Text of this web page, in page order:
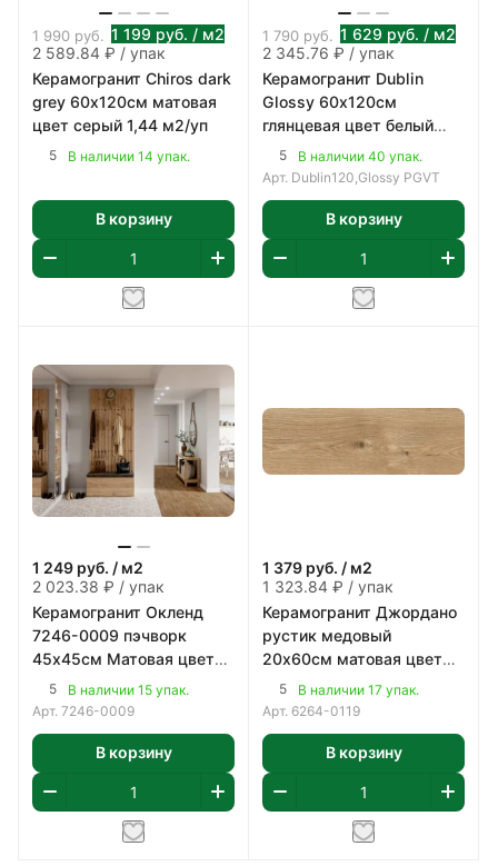
1 990 руб. 1 199 руб. / м2
2 589.84 ₽ / упак
Керамогранит Chiros dark
grey 60х120см матовая
цвет серый 1,44 м2/уп
5 В наличии 14 упак.
В корзину
1 790 руб. 1 629 руб. / м2
2 345.76 ₽ / упак
Керамогранит Dublin
Glossy 60х120см
глянцевая цвет белый
1,44 м2/уп
5
В наличии 40 упак.
Арт. Dublin120,Glossy PGVT
В корзину
1 249 руб. / м2
2 023.38 ₽ / упак
Керамогранит Окленд
7246-0009 пэчворк
45х45см Матовая цвет
серый 1,62 м2/уп
5
В наличии 15 упак.
Арт. 7246-0009
В корзину
1 379 руб. / м2
1 323.84 ₽ / упак
Керамогранит Джордано
рустик медовый
20х60см матовая цвет
коричневый 0,96 м2/уп
5
В наличии 17 упак.
Арт. 6264-0119
В корзину